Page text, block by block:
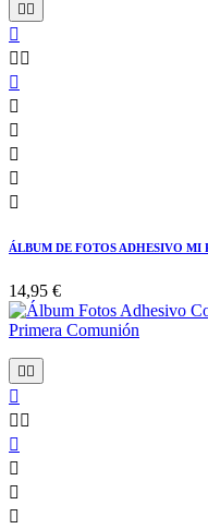
 

 






ÁLBUM DE FOTOS ADHESIVO MI
14,95 €
 

 



